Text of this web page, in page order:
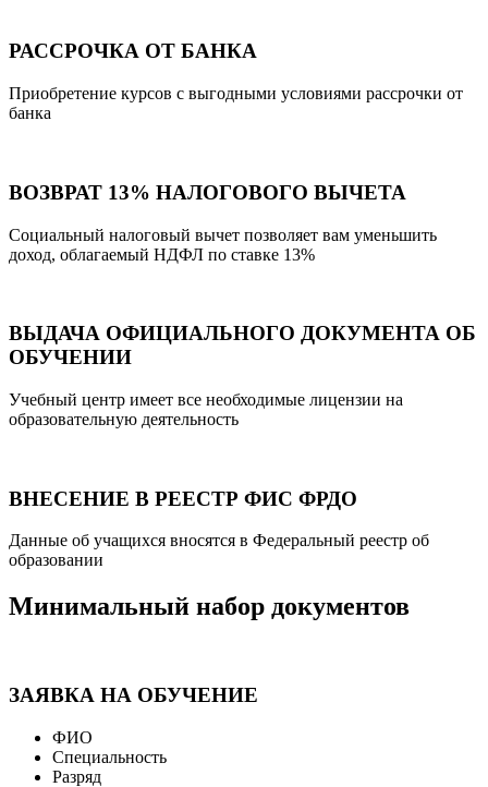
РАССРОЧКА ОТ БАНКА
Приобретение курсов с выгодными условиями рассрочки от
банка
ВОЗВРАТ 13% НАЛОГОВОГО ВЫЧЕТА
Социальный налоговый вычет позволяет вам уменьшить
доход, облагаемый НДФЛ по ставке 13%
ВЫДАЧА ОФИЦИАЛЬНОГО ДОКУМЕНТА ОБ
ОБУЧЕНИИ
Учебный центр имеет все необходимые лицензии на
образовательную деятельность
ВНЕСЕНИЕ В РЕЕСТР ФИС ФРДО
Данные об учащихся вносятся в Федеральный реестр об
образовании
Минимальный набор документов
ЗАЯВКА НА ОБУЧЕНИЕ
ФИО
Специальность
Разряд